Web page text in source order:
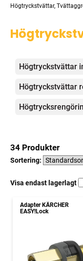
Högtryckstvättar,
Kategorier
Högtryckstvättar
Högtryckstvättar
34 Produkter
Sortering:
Visa endast lagerlagt
Adapter KÄRCHER
EASY!Lock